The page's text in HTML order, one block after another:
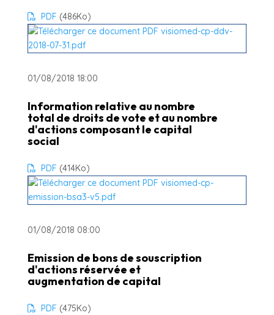
PDF (486Ko)
01/08/2018 18:00
Information relative au nombre
total de droits de vote et au nombre
d'actions composant le capital
social
PDF (414Ko)
01/08/2018 08:00
Emission de bons de souscription
d'actions réservée et
augmentation de capital
PDF (475Ko)